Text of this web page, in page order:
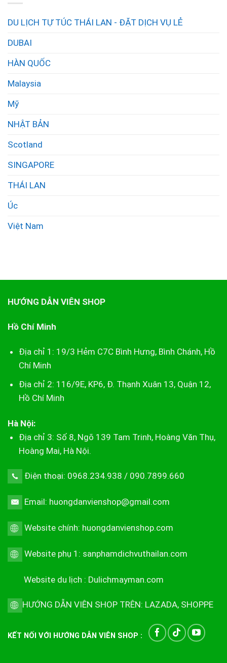
DU LỊCH TỰ TÚC THÁI LAN - ĐẶT DỊCH VỤ LẺ
DUBAI
HÀN QUỐC
Malaysia
Mỹ
NHẬT BẢN
Scotland
SINGAPORE
THÁI LAN
Úc
Việt Nam
HƯỚNG DẪN VIÊN SHOP
Hồ Chí Minh
Địa chỉ 1: 19/3 Hẻm C7C Bình Hưng, Bình Chánh, Hồ
Chí Minh
Địa chỉ 2: 116/9E, KP6, Đ. Thạnh Xuân 13, Quận 12,
Hồ Chí Minh
Hà Nội:
Địa chỉ 3: Số 8, Ngõ 139 Tam Trinh, Hoàng Văn Thụ,
Hoàng Mai, Hà Nội.
Điện thoại: 0968.234.938 / 090.7899.660
Email: huongdanvienshop@gmail.com
Website chính: huongdanvienshop.com
Website phụ 1: sanphamdichvuthailan.com
Website du lịch : Dulichmayman.com
HƯỚNG DẪN VIÊN SHOP TRÊN: LAZADA, SHOPPE
KẾT NỐI VỚI HƯỚNG DẪN VIÊN SHOP :